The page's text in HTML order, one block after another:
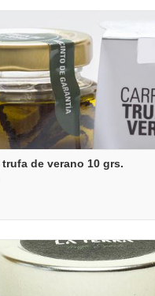
de verano 10 grs.